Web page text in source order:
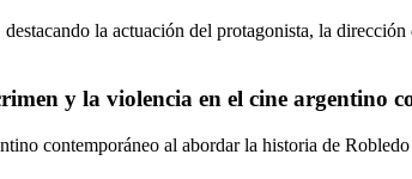
la actuación del protagonista, la
y la violencia en el cine argentino
contemporáneo al abordar la historia de